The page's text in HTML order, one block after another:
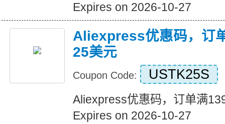
Expires on 2026-10-27
Aliexpress优惠码，订
25美元
Coupon Code: USTK25S
Aliexpress优惠码，订单满
Expires on 2026-10-27